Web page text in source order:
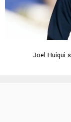
Joel Huiqui